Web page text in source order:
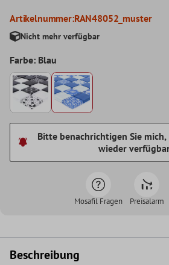
Artikelnummer:RAN48052_muster
Nicht mehr verfügbar
Farbe: Blau
Bitte benachrichtigen Sie
wieder
Mosafil Fragen Preisalarm
Beschreibung